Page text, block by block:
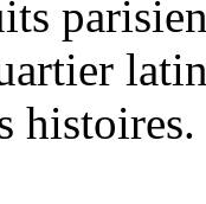
latin